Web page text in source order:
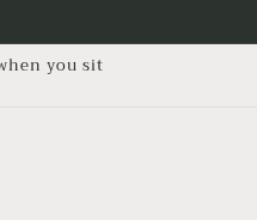
you sit